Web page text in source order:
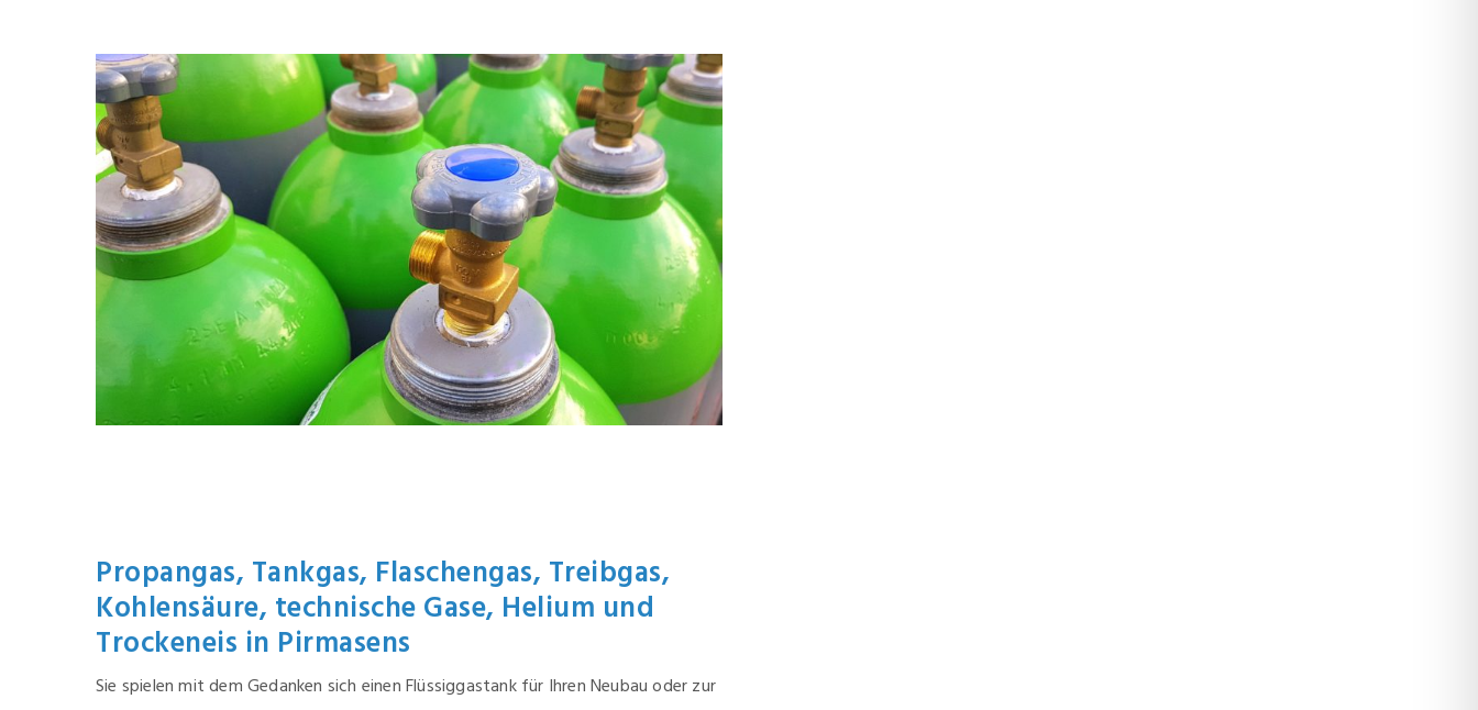
Propangas, Tankgas, Flaschengas, Treibgas,
Kohlensäure, technische Gase, Helium und
Trockeneis in Pirmasens
Sie spielen mit dem Gedanken sich einen Flüssiggastank für Ihren Neubau oder zur